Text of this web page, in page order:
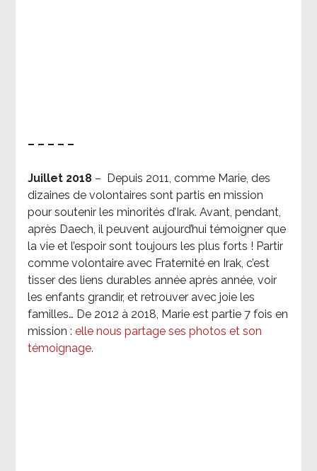
– – – – –
Juillet 2018 –
Depuis 2011, comme Marie, des
dizaines de volontaires sont partis en mission
pour soutenir les minorités d’Irak. Avant, pendant,
après Daech, il peuvent aujourd’hui témoigner que
la vie et l’espoir sont toujours les plus forts ! Partir
comme volontaire avec Fraternité en Irak, c’est
tisser des liens durables année après année, voir
les enfants grandir, et retrouver avec joie les
familles… De 2012 à 2018, Marie est partie 7 fois en
mission : elle nous partage ses photos et son
témoignage.